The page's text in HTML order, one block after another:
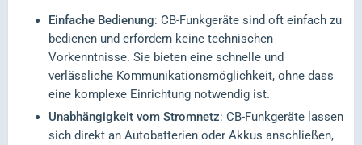
Einfache Bedienung: CB-Funkgeräte sind oft einfach zu
bedienen und erfordern keine technischen
Vorkenntnisse. Sie bieten eine schnelle und
verlässliche Kommunikationsmöglichkeit, ohne dass
eine komplexe Einrichtung notwendig ist.
Unabhängigkeit vom Stromnetz: CB-Funkgeräte lassen
sich direkt an Autobatterien oder Akkus anschließen,